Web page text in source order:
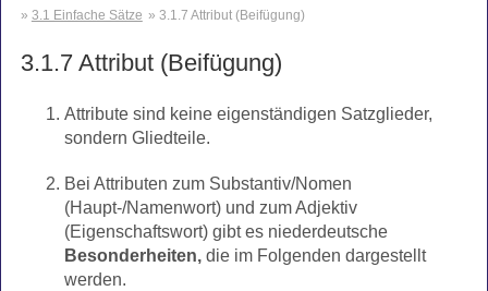
3.1 Einfache Sätze
3.1.7 Attribut (Beifügung)
3.1.7 Attribut (Beifügung)
Attribute sind keine eigenständigen Satzglieder,
sondern Gliedteile.
Bei Attributen zum Substantiv/Nomen
(Haupt-/Namenwort) und zum Adjektiv
(Eigenschaftswort) gibt es niederdeutsche
Besonderheiten,die im Folgenden dargestellt
werden.